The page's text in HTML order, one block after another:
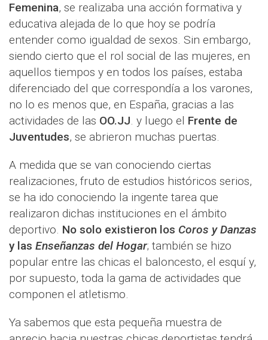
Femenina, se realizaba una acción formativa y
educativa alejada de lo que hoy se podría
entender como igualdad de sexos. Sin embargo,
siendo cierto que el rol social de las mujeres, en
aquellos tiempos y en todos los países, estaba
diferenciado del que correspondía a los varones,
no lo es menos que, en España, gracias a las
actividades de las OO.JJ. y luego el Frente de
Juventudes, se abrieron muchas puertas.
A medida que se van conociendo ciertas
realizaciones, fruto de estudios históricos serios,
se ha ido conociendo la ingente tarea que
realizaron dichas instituciones en el ámbito
deportivo. No solo existieron los Coros y Danzas
y las Enseñanzas del Hogar; también se hizo
popular entre las chicas el baloncesto, el esquí y,
por supuesto, toda la gama de actividades que
componen el atletismo.
Ya sabemos que esta pequeña muestra de